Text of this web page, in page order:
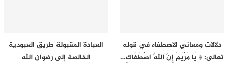
دلالات ومعاني الاصطفاء في قوله
تعالى: ﴿ يَا مَرْيَمُ إِنَّ اللَّهَ اصْطَفَاكِ…
العبادة المقبولة طريق العبودية
الخالصة إلى رضوان الله